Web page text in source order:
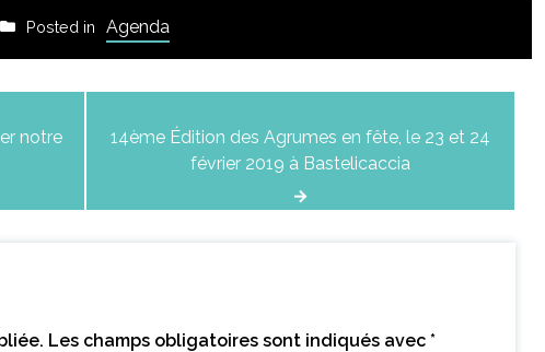
Posted in Agenda
notre
14ème Édition des Agrumes en fête, le 23 et 24
février 2019 à Bastelicaccia
Les champs obligatoires sont indiqués avec *